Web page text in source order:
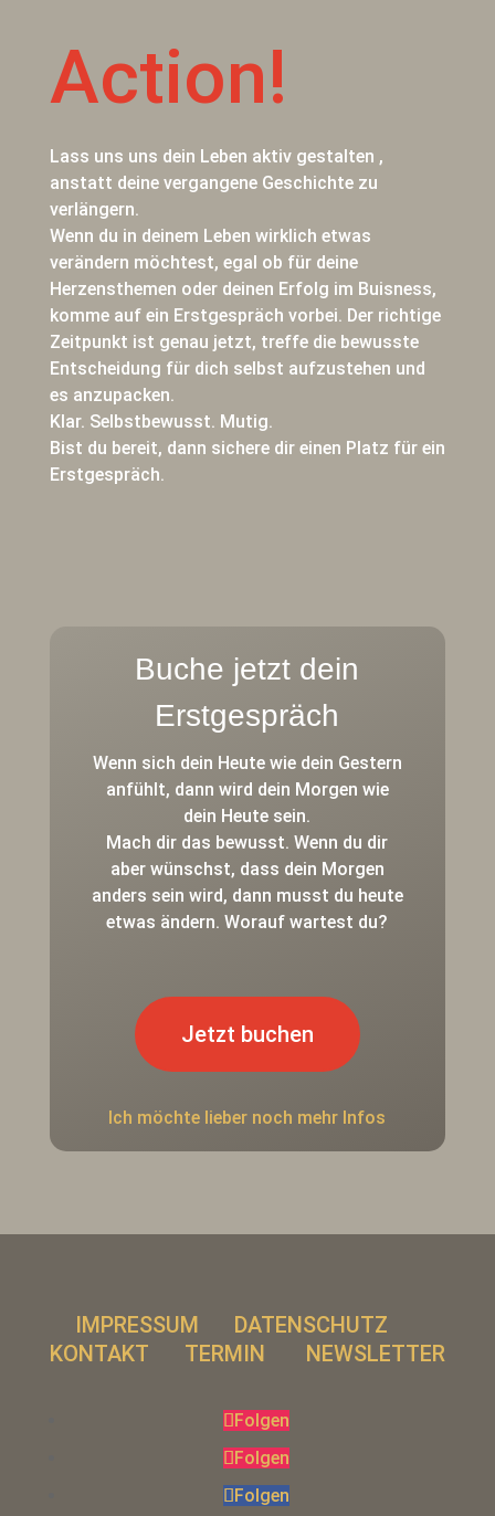
Action!
Lass uns uns dein Leben aktiv gestalten ,
anstatt deine vergangene Geschichte zu
verlängern.
Wenn du in deinem Leben wirklich etwas
verändern möchtest, egal ob für deine
Herzensthemen oder deinen Erfolg im Buisness,
komme auf ein Erstgespräch vorbei. Der richtige
Zeitpunkt ist genau jetzt, treffe die bewusste
Entscheidung für dich selbst aufzustehen und
es anzupacken.
Klar. Selbstbewusst. Mutig.
Bist du bereit, dann sichere dir einen Platz für ein
Erstgespräch.
Buche jetzt dein
Erstgespräch
Wenn sich dein Heute wie dein Gestern
anfühlt, dann wird dein Morgen wie
dein Heute sein.
Mach dir das bewusst. Wenn du dir
aber wünschst, dass dein Morgen
anders sein wird, dann musst du heute
etwas ändern. Worauf wartest du?
Jetzt buchen
Ich möchte lieber noch mehr Infos
IMPRESSUM
DATENSCHUTZ
KONTAKT
TERMIN NEWSLETTER
Folgen
Folgen
Folgen